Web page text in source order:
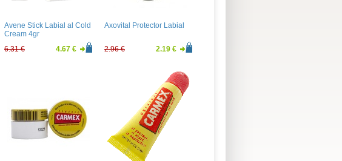
Avene Stick Labial al Cold
Cream 4gr
6.31 €
4.67 €
Axovital Protector Labial
2.96 € 2.19 €